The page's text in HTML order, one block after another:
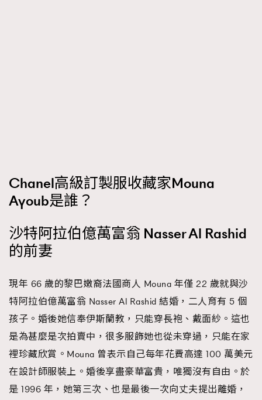
TRENDING
AFrenchMind
DressLikeAParisienne
EmpowerF
FashionWeek FigaroAesthetic
Chanel高級訂製服收藏家Mouna
Ayoub是誰？
沙特阿拉伯億萬富翁 Nasser Al Rashid
的前妻
現年 66 歲的黎巴嫩裔法國商人 Mouna 年僅 22 歲就與沙
特阿拉伯億萬富翁 Nasser Al Rashid 結婚，二人育有 5 個
孩子。婚後她信奉伊斯蘭教，只能穿長袍、戴面紗。這也
是為甚麼是次拍賣中，很多服飾她也從未穿過，只能在家
裡珍藏欣賞。Mouna 曾表示自己每年花費高達 100 萬美元
在設計師服裝上。婚後享盡豪華富貴，唯獨沒有自由。於
是 1996 年，她第三次、也是最後一次向丈夫提出離婚，